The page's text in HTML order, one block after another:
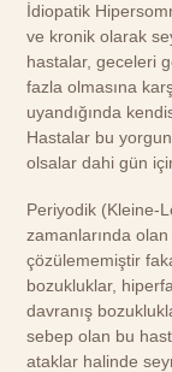
İdiopatik
ve kronik olarak
hastalar, geceleri
fazla olmasına
uyandığında
Hastalar bu
olsalar dahi gün
Periyodik (Kleine-
zamanlarında
çözülememiştir
bozukluklar,
davranış
sebep olan bu
ataklar halinde